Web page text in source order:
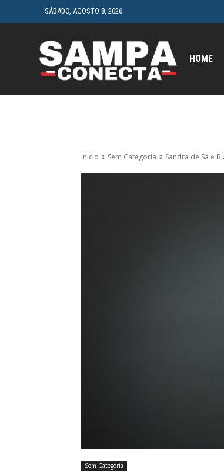
SÁBADO, AGOSTO 8, 2026
HOME
Início Sem Categoria Sandra de Sá e
Sem Categoria